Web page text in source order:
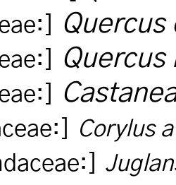
Quercus
Quercus
Corylus